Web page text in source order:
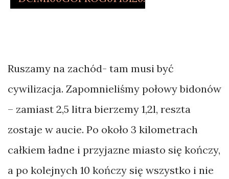
Ruszamy na zachód- tam musi być
cywilizacja. Zapomnieliśmy połowy bidonów
– zamiast 2,5 litra bierzemy 1,2l, reszta
zostaje w aucie. Po około 3 kilometrach
całkiem ładne i przyjazne miasto się kończy,
a po kolejnych 10 kończy się wszystko i nie